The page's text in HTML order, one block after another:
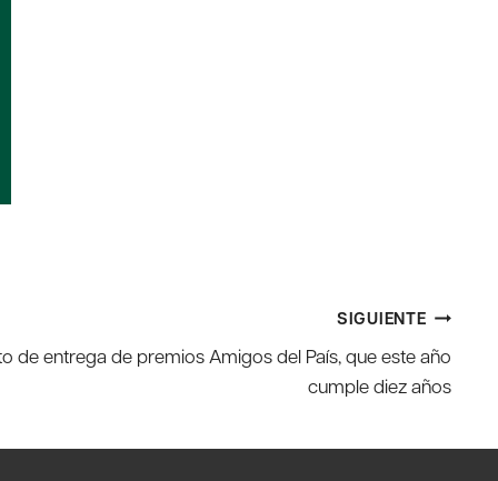
SIGUIENTE
de entrega de premios Amigos del País, que este año
cumple diez años